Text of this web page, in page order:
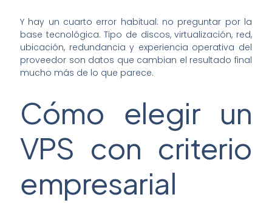
Y hay un cuarto error habitual: no preguntar por la
base tecnológica. Tipo de discos, virtualización, red,
ubicación, redundancia y experiencia operativa del
proveedor son datos que cambian el resultado final
mucho más de lo que parece.
Cómo elegir un
VPS con criterio
empresarial